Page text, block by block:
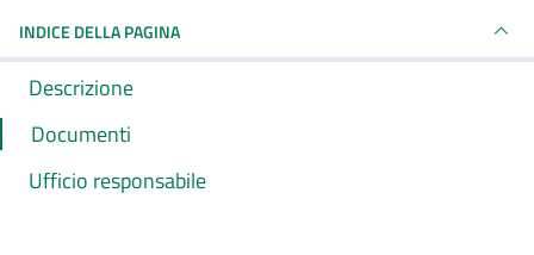
INDICE DELLA PAGINA
Descrizione
Documenti
Ufficio responsabile